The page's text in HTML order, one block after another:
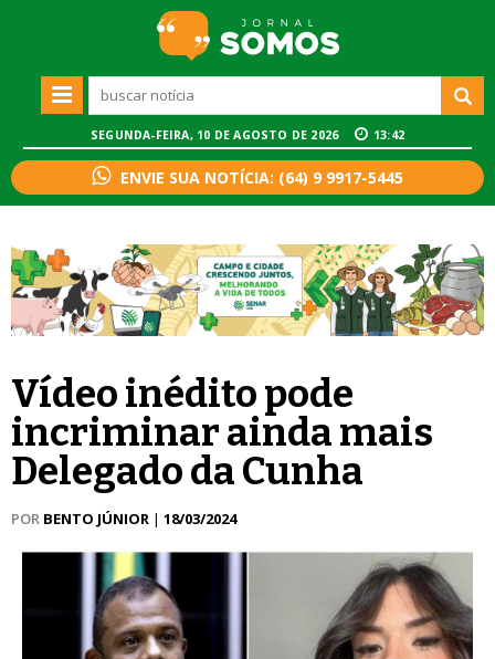
SEGUNDA-FEIRA, 10 DE AGOSTO DE 2026 13:42
ENVIE SUA NOTÍCIA: (64) 9 9917-5445
Vídeo inédito pode
incriminar ainda mais
Delegado da Cunha
POR BENTO JÚNIOR | 18/03/2024